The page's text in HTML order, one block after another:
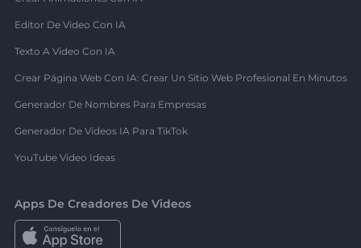
Editor De Video Con IA
Texto A Video Con IA
Crear Página Web Con IA: Crear Un Sitio Web Profesional En Minutos
Generador De Nombres Para Empresas
Generador De Videos IA Para TikTok
YouTube Video Ideas
Apps De Creadores De Videos